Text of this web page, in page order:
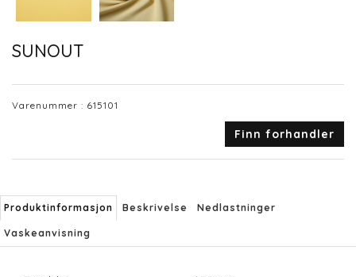
SUNOUT
Varenummer : 615101
Finn forhandler
Produktinformasjon Beskrivelse Nedlastninger
Vaskeanvisning